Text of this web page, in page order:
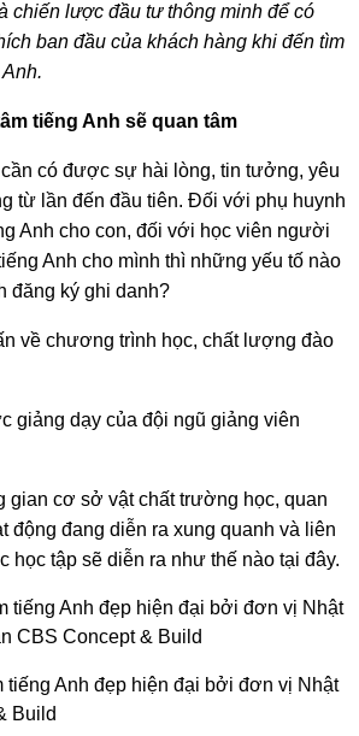
chiến lược đầu tư thông minh để có
ban đầu của khách hàng khi đến tìm
tiếng Anh sẽ quan tâm
có được sự hài lòng, tin tưởng, yêu
từ lần đến đầu tiên. Đối với phụ huynh
Anh cho con, đối với học viên người
Anh cho mình thì những yếu tố nào
đăng ký ghi danh?
về chương trình học, chất lượng đào
giảng dạy của đội ngũ giảng viên
gian cơ sở vật chất trường học, quan
động đang diễn ra xung quanh và liên
học tập sẽ diễn ra như thế nào tại đây.